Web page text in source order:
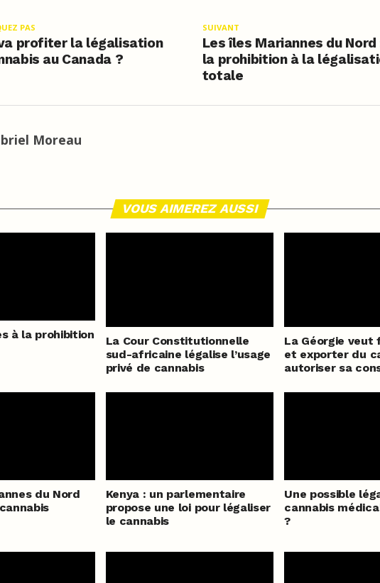
SUIVANT
Les îles Mariannes du Nord
la prohibition à la
totale
PAS
profiter la légalisation
au Canada ?
Moreau
VOUS AIMEREZ AUSSI
à la prohibition
La Cour Constitutionnelle
sud-africaine légalise l’usage
privé de cannabis
La Géorgie veut
et exporter du
autoriser sa
du Nord
Kenya : un parlementaire
propose une loi pour légaliser
le cannabis
Une possible
cannabis
?